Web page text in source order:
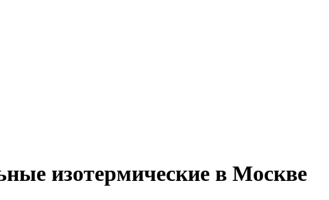
изотермические в Москве